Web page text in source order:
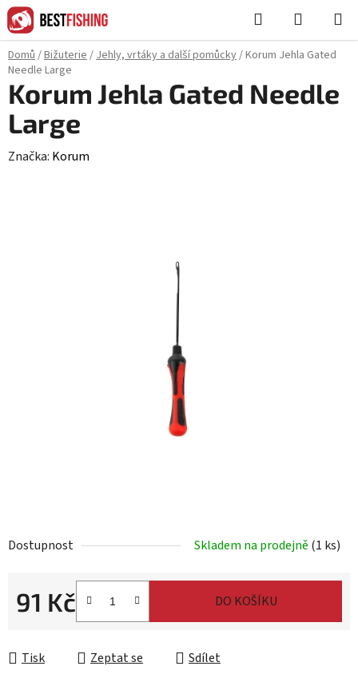
Přejít
na
obsah
Hledat
KOŠÍK
Domů/Bižuterie/Jehly, vrtáky a další pomůcky/Korum Jehla Gated
Needle Large
Dostupnost Skladem na prodejně (1 ks)
91 Kč
Měrná cena:
DO KOŠÍKU
Tisk Zeptat se Sdílet
Korum Jehla Gated Needle
Large
Značka: Korum